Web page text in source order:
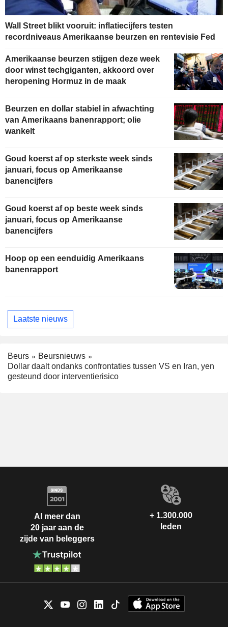
Wall Street blikt vooruit: inflatiecijfers testen
recordniveaus Amerikaanse beurzen en rentevisie Fed
Amerikaanse beurzen stijgen deze week
door winst techgiganten, akkoord over
heropening Hormuz in de maak
Beurzen en dollar stabiel in afwachting
van Amerikaans banenrapport; olie
wankelt
Goud koerst af op sterkste week sinds
januari, focus op Amerikaanse
banencijfers
Goud koerst af op beste week sinds
januari, focus op Amerikaanse
banencijfers
Hoop op een eenduidig Amerikaans
banenrapport
Laatste nieuws
Beurs
Beursnieuws
Dollar daalt ondanks confrontaties tussen VS en Iran, yen
gesteund door interventierisico
Al meer dan
20 jaar aan de
zijde van beleggers
+ 1.300.000
leden